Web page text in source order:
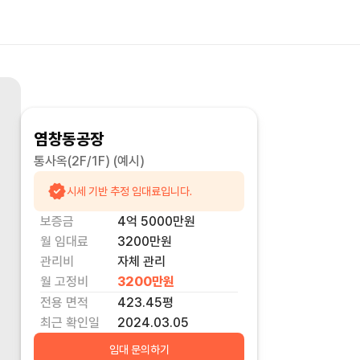
염창동공장
통사옥(2F/1F) (예시)
시세 기반 추정 임대료입니다.
보증금 4억 5000만원
월 임대료
3200만원
관리비
자체 관리
월 고정비
3200만원
전용 면적
423.45평
최근 확인일
2024.03.05
임대 문의하기